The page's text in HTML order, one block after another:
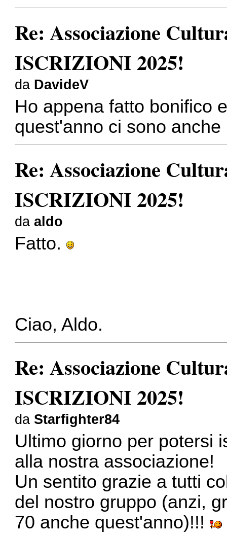
Re: Associazione
ISCRIZIONI 2025!
da DavideV
Ho appena fatto bonifico
quest'anno ci sono anche
Re: Associazione
ISCRIZIONI 2025!
daaldo
Fatto.
Ciao, Aldo.
Re: Associazione
ISCRIZIONI 2025!
da Starfighter84
Ultimo giorno per potersi
alla nostra associazione!
Un sentito grazie a tutti
del nostro gruppo (anzi,
70 anche quest'anno)!!!